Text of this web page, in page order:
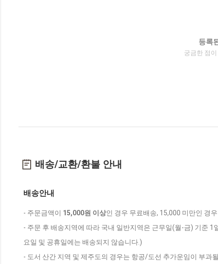
등록
궁금한 점
배송/교환/환불 안내
배송안내
- 주문금액이 15,000원 이상인 경우 무료배송, 15,000 미만인 경
- 주문 후 배송지역에 따라 국내 일반지역은 근무일(월-금) 기준
요일 및 공휴일에는 배송되지 않습니다.)
- 도서 산간 지역 및 제주도의 경우는 항공/도선 추가운임이 부과